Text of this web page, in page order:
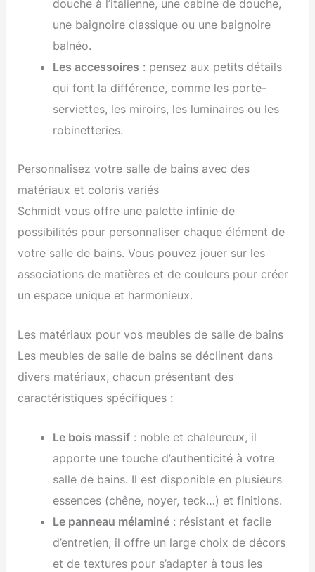
douche à l’italienne, une cabine de douche,
une baignoire classique ou une baignoire
balnéo.
Les accessoires : pensez aux petits détails
qui font la différence, comme les porte-
serviettes, les miroirs, les luminaires ou les
robinetteries.
Personnalisez votre salle de bains avec des
matériaux et coloris variés
Schmidt vous offre une palette infinie de
possibilités pour personnaliser chaque élément de
votre salle de bains. Vous pouvez jouer sur les
associations de matières et de couleurs pour créer
un espace unique et harmonieux.
Les matériaux pour vos meubles de salle de bains
Les meubles de salle de bains se déclinent dans
divers matériaux, chacun présentant des
caractéristiques spécifiques :
Le bois massif: noble et chaleureux, il
apporte une touche d’authenticité à votre
salle de bains. Il est disponible en plusieurs
essences (chêne, noyer, teck…) et finitions.
Le panneau mélaminé: résistant et facile
d’entretien, il offre un large choix de décors
et de textures pour s’adapter à tous les